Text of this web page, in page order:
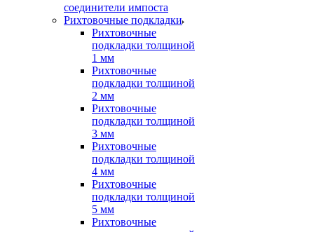
соединители импоста
Рихтовочные подкладки
Рихтовочные
подкладки толщиной
1 мм
Рихтовочные
подкладки толщиной
2 мм
Рихтовочные
подкладки толщиной
3 мм
Рихтовочные
подкладки толщиной
4 мм
Рихтовочные
подкладки толщиной
5 мм
Рихтовочные